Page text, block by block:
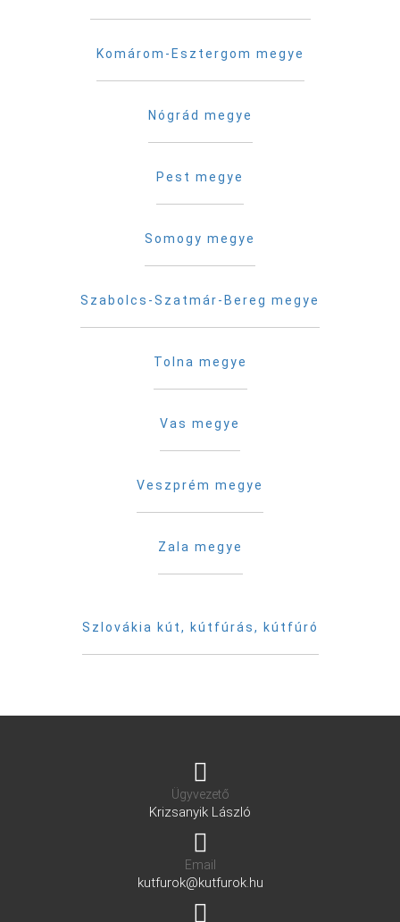
Komárom-Esztergom megye
Nógrád megye
Pest megye
Somogy megye
Szabolcs-Szatmár-Bereg megye
Tolna megye
Vas megye
Veszprém megye
Zala megye
Szlovákia kút, kútfúrás, kútfúró
Ügyvezető
Krizsanyik László
Email
kutfurok@kutfurok.hu